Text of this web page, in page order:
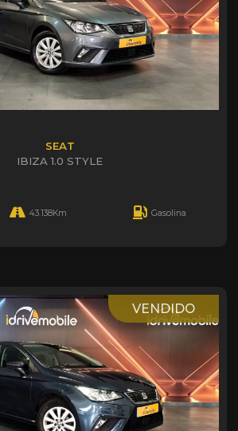
SEAT
IBIZA 1.0 STYLE
43.138Km Gasolina
VENDIDO